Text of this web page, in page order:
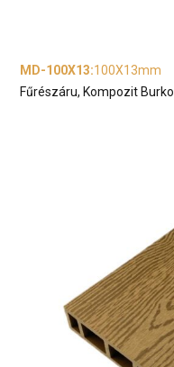
MD-100X13:100X13mm
Fűrészáru, Kompozit